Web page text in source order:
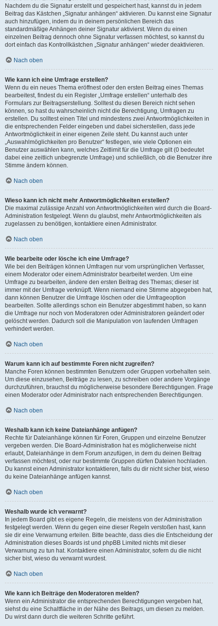
Nachdem du die Signatur erstellt und gespeichert hast, kannst du in jedem
Beitrag das Kästchen „Signatur anhängen“ aktivieren. Du kannst eine Signatur
auch hinzufügen, indem du in deinem persönlichen Bereich das
standardmäßige Anhängen deiner Signatur aktivierst. Wenn du einen
einzelnen Beitrag dennoch ohne Signatur verfassen möchtest, so kannst du
dort einfach das Kontrollkästchen „Signatur anhängen“ wieder deaktivieren.
Nach oben
Wie kann ich eine Umfrage erstellen?
Wenn du ein neues Thema eröffnest oder den ersten Beitrag eines Themas
bearbeitest, findest du ein Register „Umfrage erstellen“ unterhalb des
Formulars zur Beitragserstellung. Solltest du diesen Bereich nicht sehen
können, so hast du wahrscheinlich nicht die Berechtigung, Umfragen zu
erstellen. Du solltest einen Titel und mindestens zwei Antwortmöglichkeiten in
die entsprechenden Felder eingeben und dabei sicherstellen, dass jede
Antwortmöglichkeit in einer eigenen Zeile steht. Du kannst auch unter
„Auswahlmöglichkeiten pro Benutzer“ festlegen, wie viele Optionen ein
Benutzer auswählen kann, welches Zeitlimit für die Umfrage gilt (0 bedeutet
dabei eine zeitlich unbegrenzte Umfrage) und schließlich, ob die Benutzer ihre
Stimme ändern können.
Nach oben
Wieso kann ich nicht mehr Antwortmöglichkeiten erstellen?
Die maximal zulässige Anzahl von Antwortmöglichkeiten wird durch die Board-
Administration festgelegt. Wenn du glaubst, mehr Antwortmöglichkeiten als
zugelassen zu benötigen, kontaktiere einen Administrator.
Nach oben
Wie bearbeite oder lösche ich eine Umfrage?
Wie bei den Beiträgen können Umfragen nur vom ursprünglichen Verfasser,
einem Moderator oder einem Administrator bearbeitet werden. Um eine
Umfrage zu bearbeiten, ändere den ersten Beitrag des Themas; dieser ist
immer mit der Umfrage verknüpft. Wenn niemand eine Stimme abgegeben hat,
dann können Benutzer die Umfrage löschen oder die Umfrageoption
bearbeiten. Sollte allerdings schon ein Benutzer abgestimmt haben, so kann
die Umfrage nur noch von Moderatoren oder Administratoren geändert oder
gelöscht werden. Dadurch soll die Manipulation von laufenden Umfragen
verhindert werden.
Nach oben
Warum kann ich auf bestimmte Foren nicht zugreifen?
Manche Foren können bestimmten Benutzern oder Gruppen vorbehalten sein.
Um diese einzusehen, Beiträge zu lesen, zu schreiben oder andere Vorgänge
durchzuführen, brauchst du möglicherweise besondere Berechtigungen. Frage
einen Moderator oder Administrator nach entsprechenden Berechtigungen.
Nach oben
Weshalb kann ich keine Dateianhänge anfügen?
Rechte für Dateianhänge können für Foren, Gruppen und einzelne Benutzer
vergeben werden. Die Board-Administration hat es möglicherweise nicht
erlaubt, Dateianhänge in dem Forum anzufügen, in dem du deinen Beitrag
verfassen möchtest, oder nur bestimmte Gruppen dürfen Dateien hochladen.
Du kannst einen Administrator kontaktieren, falls du dir nicht sicher bist, wieso
du keine Dateianhänge anfügen kannst.
Nach oben
Weshalb wurde ich verwarnt?
In jedem Board gibt es eigene Regeln, die meistens von der Administration
festgelegt werden. Wenn du gegen eine dieser Regeln verstoßen hast, kann
sie dir eine Verwarnung erteilen. Bitte beachte, dass dies die Entscheidung der
Administration dieses Boards ist und phpBB Limited nichts mit dieser
Verwarnung zu tun hat. Kontaktiere einen Administrator, sofern du die nicht
sicher bist, wieso du verwarnt wurdest.
Nach oben
Wie kann ich Beiträge den Moderatoren melden?
Wenn ein Administrator die entsprechenden Berechtigungen vergeben hat,
siehst du eine Schaltfläche in der Nähe des Beitrags, um diesen zu melden.
Du wirst dann durch die weiteren Schritte geführt.